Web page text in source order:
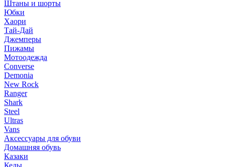
Штаны и шорты
Юбки
Хаори
Тай-Дай
Джемперы
Пижамы
Мотоодежда
Converse
Demonia
New Rock
Ranger
Shark
Steel
Ultras
Vans
Аксессуары для обуви
Домашняя обувь
Казаки
Кеды